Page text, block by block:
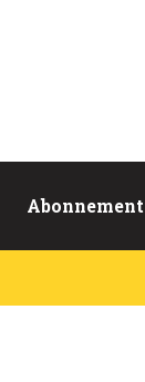
Abonnement